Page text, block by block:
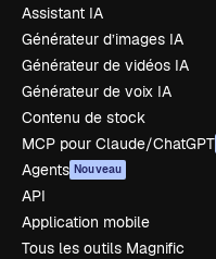
Assistant IA
Générateur d’images IA
Générateur de vidéos IA
Générateur de voix IA
Contenu de stock
MCP pour Claude/ChatGPT
Agents Nouveau
API
Application mobile
Tous les outils Magnific